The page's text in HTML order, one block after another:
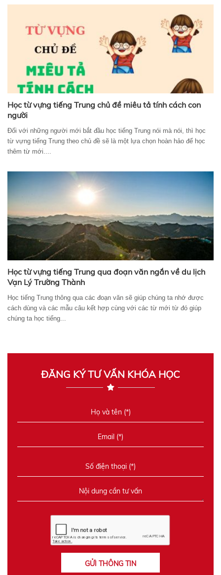
Học từ vựng tiếng Trung chủ đề miêu tả tính cách con
người
Đối với những người mới bắt đầu học tiếng Trung nói mà nói, thì học
từ vựng tiếng Trung theo chủ đề sẽ là một lựa chọn hoàn hảo để học
thêm từ mới....
Học từ vựng tiếng Trung qua đoạn văn ngắn về du lịch
Vạn Lý Trường Thành
Học tiếng Trung thông qua các đoạn văn sẽ giúp chúng ta nhớ được
cách dùng và các mẫu câu kết hợp cùng với các từ mới từ đó giúp
chúng ta học tiếng...
ĐĂNG KÝ TƯ VẤN KHÓA HỌC
GỬI THÔNG TIN